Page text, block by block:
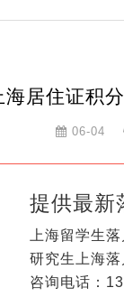
海居住证积
06-04
提供最新
上海留学生
研究生上海
咨询电话：